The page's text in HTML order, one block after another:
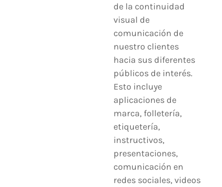
de la continuidad
visual de
comunicación de
nuestro clientes
hacia sus diferentes
públicos de interés.
Esto incluye
aplicaciones de
marca, folletería,
etiquetería,
instructivos,
presentaciones,
comunicación en
redes sociales, videos